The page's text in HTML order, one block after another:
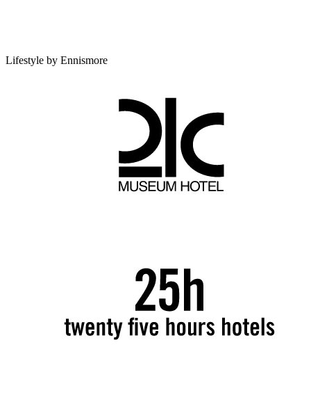
Lifestyle by Ennismore